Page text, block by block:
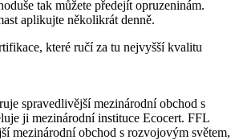
tak můžete předejít opruzeninám.
aplikujte několikrát denně.
které ručí za tu nejvyšší kvalitu
spravedlivější mezinárodní obchod s
ji mezinárodní instituce Ecocert. FFL
mezinárodní obchod s rozvojovým světem,